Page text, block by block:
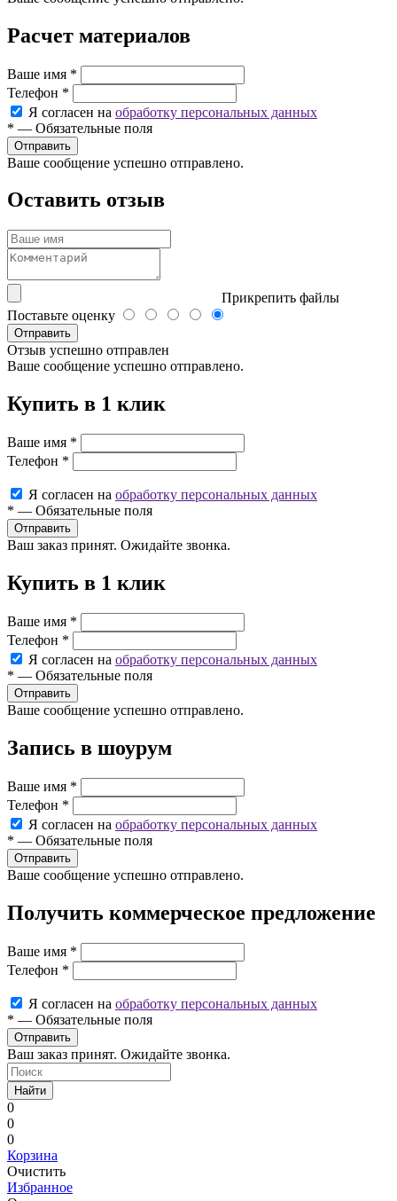
Расчет материалов
Ваше имя *
Телефон *
Я согласен на обработку персональных данных
* — Обязательные поля
Ваше сообщение успешно отправлено.
Оставить отзыв
Прикрепить файлы
Поставьте оценку
Отправить
Отзыв успешно отправлен
Ваше сообщение успешно отправлено.
Купить в 1 клик
Ваше имя *
Телефон *
Я согласен на обработку персональных данных
* — Обязательные поля
Ваш заказ принят. Ожидайте звонка.
Купить в 1 клик
Ваше имя *
Телефон *
Я согласен на обработку персональных данных
* — Обязательные поля
Ваше сообщение успешно отправлено.
Запись в шоурум
Ваше имя *
Телефон *
Я согласен на обработку персональных данных
* — Обязательные поля
Ваше сообщение успешно отправлено.
Получить коммерческое предложение
Ваше имя *
Телефон *
Я согласен на обработку персональных данных
* — Обязательные поля
Ваш заказ принят. Ожидайте звонка.
Найти
0
0
0
Корзина
Очистить
Избранное